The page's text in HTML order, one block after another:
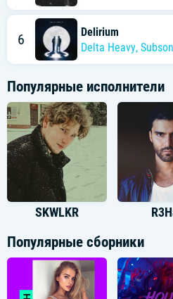
6
Delirium
Delta Heavy,
Популярные исполнители
SKWLKR
Популярные сборники